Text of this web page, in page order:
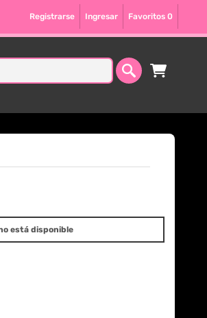
Registrarse Ingresar Favoritos 0
está disponible